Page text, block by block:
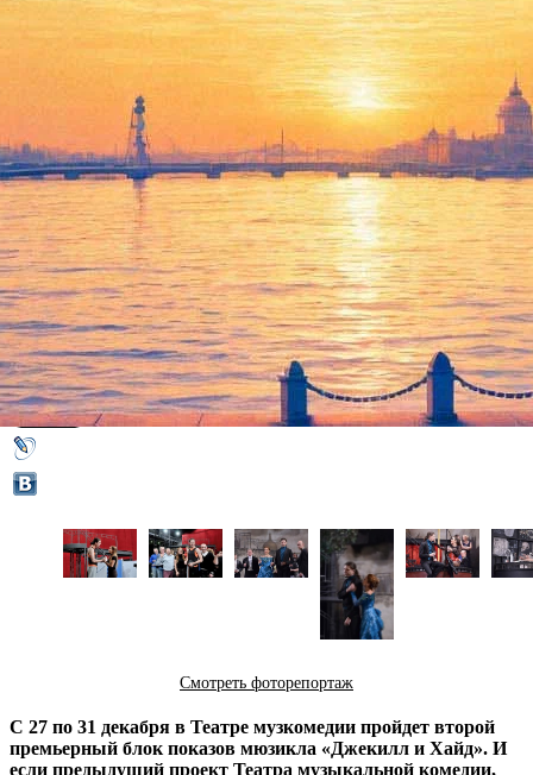
«Джекилл и Хайд» могут
переплюнуть «Вампиров»
23 декабря 2014,04:31 Версия для печати
Смотреть фоторепортаж
C 27 по 31 декабря в Театре музкомедии пройдет второй
премьерный блок показов мюзикла «Джекилл и Хайд». И
если предыдущий проект Театра музыкальной комедии,